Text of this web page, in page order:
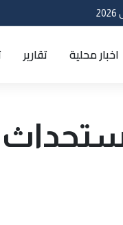
اخبار محلية تقارير